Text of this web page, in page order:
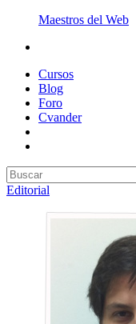
Maestros del Web
Cursos
Blog
Foro
Cvander
Editorial